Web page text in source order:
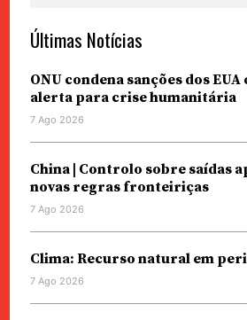
Últimas Notícias
ONU condena sanções dos
alerta para crise humanitária
7 Ago 2026
China | Controlo sobre saídas
novas regras fronteiriças
7 Ago 2026
Clima: Recurso natural em
7 Ago 2026